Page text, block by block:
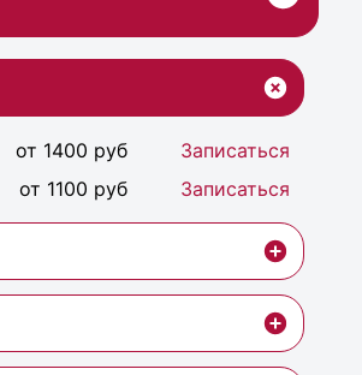
от 1400 руб
Записаться
от 1100 руб Записаться